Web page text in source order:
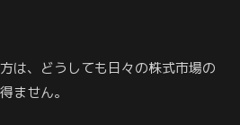
は、どうしても日々の株式市場の
ません。